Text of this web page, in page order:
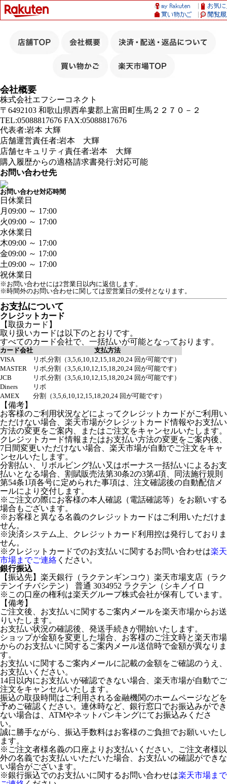
会社概要
株式会社エフシーコネクト
〒6492103 和歌山県西牟婁郡上富田町生馬２２７０－２
TEL:05088817676 FAX:05088817676
代表者:岩本 大輝
店舗運営責任者:岩本 大輝
店舗セキュリティ責任者:岩本 大輝
購入履歴からの適格請求書発行:対応可能
お問い合わせ先
お問い合わせ対応時間
日 休業日
月 09:00 ～ 17:00
火09:00 ～ 17:00
水休業日
木09:00 ～ 17:00
金09:00 ～ 17:00
土09:00 ～ 17:00
祝休業日
※お問い合わせには2営業日以内に返信します。
※時間外のお問い合わせに関しては翌営業日の受付となります。
お支払について
クレジットカード
【取扱カード】
取り扱いカードは以下のとおりです。
すべてのカード会社で、一括払いが可能となっております。
カード会社
支払方法
VISA
リボ,分割（3,5,6,10,12,15,18,20,24 回が可能です）
MASTER
リボ,分割（3,5,6,10,12,15,18,20,24 回が可能です）
JCB
リボ,分割（3,5,6,10,12,15,18,20,24 回が可能です）
Diners
リボ
AMEX
分割（3,5,6,10,12,15,18,20,24 回が可能です）
【備考】
お客様のご利用状況などによってクレジットカードがご利用い
ただけない場合、楽天市場がクレジットカード情報やお支払い
方法の変更をご案内、またはご注文をキャンセルいたします。
クレジットカード情報またはお支払い方法の変更をご案内後、
7日間変更いただけない場合、楽天市場が自動でご注文をキャ
ンセルいたします。
分割払い、リボルビング払い又はボーナス一括払いによるお支
払いとなる場合、割賦販売法第30条2の3第4項、同法施行規則
第54条1項各号に定められた事項は、注文確認後の自動配信メ
ールにより交付します。
※ご注文の際にお客様の本人確認（電話確認等）をお願いする
場合もございます。
※お客様と異なる名義のクレジットカードはご利用いただけま
せん。
※決済システム上、クレジットカード利用控は発行しておりま
せん。
※クレジットカードでのお支払いに関するお問い合わせは楽天
市場までご連絡 ください。
銀行振込
【振込先】楽天銀行（ラクテンギンコウ）楽天市場支店（ラク
テンイチバシテン） 普通 3034952 ラクテン（シキノイロ
※この口座の権利は楽天グループ株式会社が保有しています。
【備考】
ご注文後、お支払いに関するご案内メールを楽天市場からお送
りいたします。
お支払い状況の確認後、発送手続きが開始いたします。
ショップが金額を変更した場合、お客様のご注文時と楽天市場
からのお支払いに関するご案内メール送信時で金額が異なりま
す。
お支払いに関するご案内メールに記載の金額をご確認のうえ、
お支払いください。
14日以内にお支払いが確認できない場合、楽天市場が自動でご
注文をキャンセルいたします。
振込の取扱時間はご利用される金融機関のホームページなどを
予めご確認ください。連休時など、銀行窓口でお振込みができ
ない場合は、ATMやネットバンキングにてお振込みくださ
い。
誠に勝手ながら、振込手数料はお客様のご負担でお願いいたし
ます。
※ご注文者様名義の口座よりお支払いください。ご注文者様以
外の名義でお支払いいただいた場合、お支払いの確認ができな
い場合がございます。
※銀行振込でのお支払いに関するお問い合わせは楽天市場まで